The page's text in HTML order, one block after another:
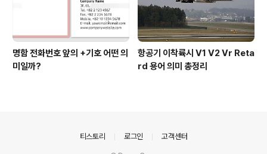
명함 전화번호 앞의 +기호 어떤 의
미일까?
항공기 이착륙시 V1 V2 Vr Reta
rd 용어 의미 총정리
티스토리 로그인 고객센터